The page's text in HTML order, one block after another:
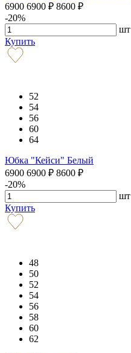
6900 6900 ₽ 8600 ₽
-20%
шт
Купить
52
54
56
60
64
Юбка "Кейси" Белый
6900 6900 ₽ 8600 ₽
-20%
шт
Купить
48
50
52
54
56
58
60
62